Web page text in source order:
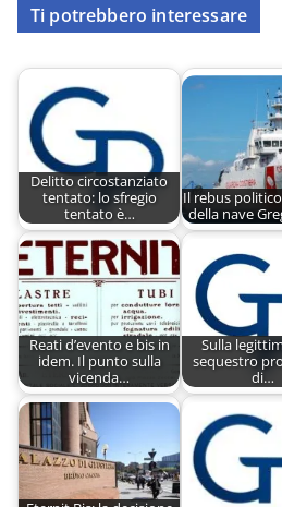
Ti potrebbero interessare
Delitto circostanziato
tentato: lo sfregio
tentato è…
Il rebus
della nave
Reati d’evento e bis in
idem. Il punto sulla
vicenda…
Sulla
sequestro
di…